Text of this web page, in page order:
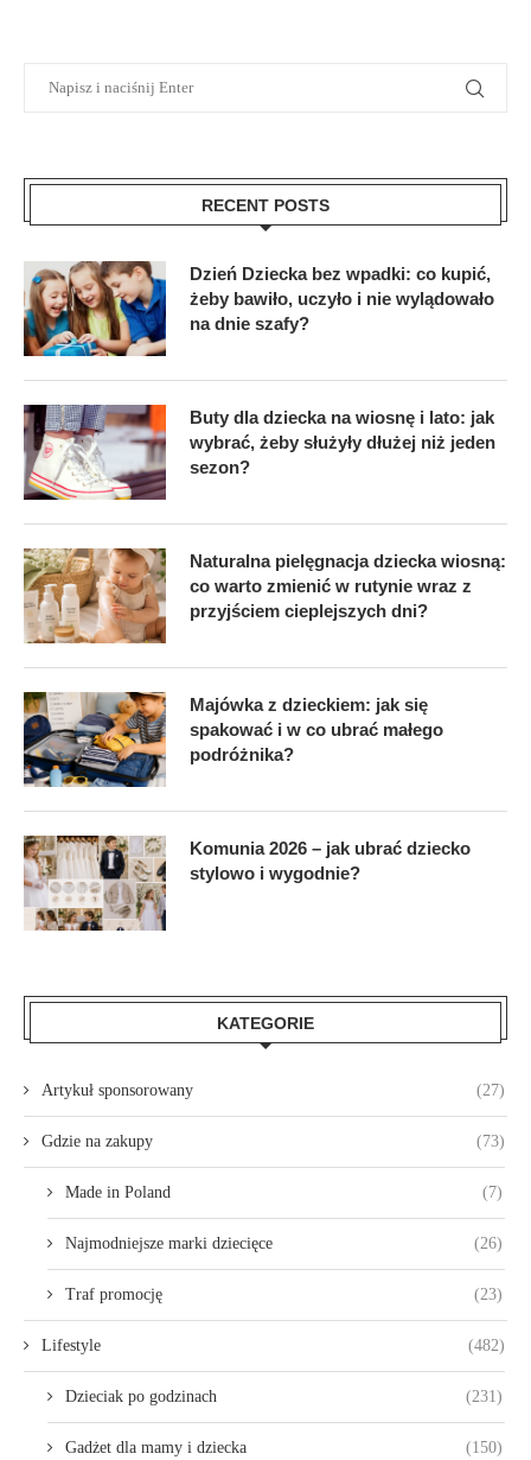
RECENT POSTS
Dzień Dziecka bez wpadki: co kupić,
żeby bawiło, uczyło i nie wylądowało
na dnie szafy?
Buty dla dziecka na wiosnę i lato: jak
wybrać, żeby służyły dłużej niż jeden
sezon?
Naturalna pielęgnacja dziecka wiosną:
co warto zmienić w rutynie wraz z
przyjściem cieplejszych dni?
Majówka z dzieckiem: jak się
spakować i w co ubrać małego
podróżnika?
Komunia 2026 – jak ubrać dziecko
stylowo i wygodnie?
KATEGORIE
Artykuł sponsorowany (27)
Gdzie na zakupy (73)
Made in Poland (7)
Najmodniejsze marki dziecięce (26)
Traf promocję (23)
Lifestyle (482)
Dzieciak po godzinach (231)
Gadżet dla mamy i dziecka (150)